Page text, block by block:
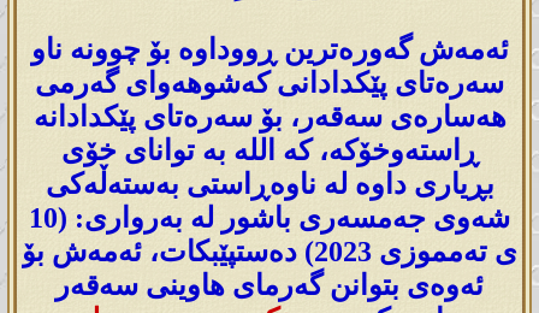
ئەمەش گەورەترین ڕووداوە بۆ چوونە ناو
سەرەتای پێکدادانی کەشوهەوای گەرمی
هەسارەی سەقەر، بۆ سەرەتای پێکدادانە
ڕاستەوخۆکە، کە اللە بە توانای خۆی
بڕیاری داوە لە ناوەڕاستی بەستەڵەکی
شەوی جەمسەری باشور لە بەرواری: (10
ی تەمموزی 2023) دەستپێبکات، ئەمەش بۆ
ئەوەی بتوانن گەرمای هاوینی سەقەر